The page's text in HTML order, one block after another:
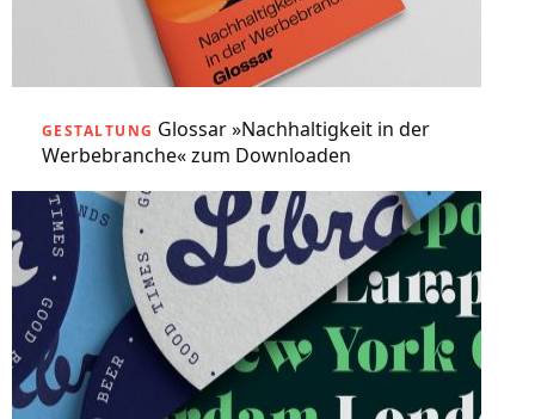
GESTALTUNG Glossar »Nachhaltigkeit in der
Werbebranche« zum Downloaden